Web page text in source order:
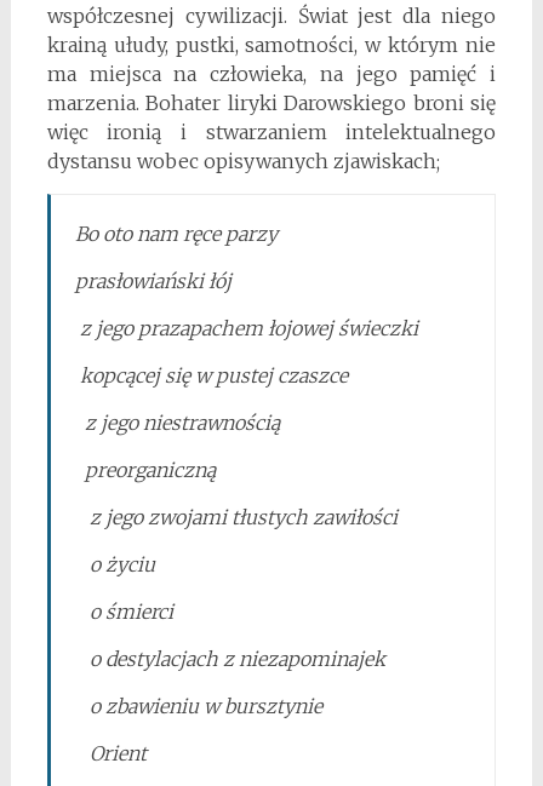
współczesnej cywilizacji. Świat jest dla niego
krainą ułudy, pustki, samotności, w którym nie
ma miejsca na człowieka, na jego pamięć i
marzenia. Bohater liryki Darowskiego broni się
więc ironią i stwarzaniem intelektualnego
dystansu wobec opisywanych zjawiskach;
Bo oto nam ręce parzy
prasłowiański łój
z jego prazapachem łojowej świeczki
kopcącej się w pustej czaszce
z jego niestrawnością
preorganiczną
z jego zwojami tłustych zawiłości
o życiu
o śmierci
o destylacjach z niezapominajek
o zbawieniu w bursztynie
Orient